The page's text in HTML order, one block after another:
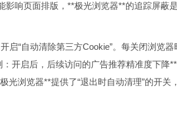
响页面排版，**极光浏览器**的追踪屏蔽
“自动清除第三方Cookie”。每关闭浏览
开启后，后续访问的广告推荐精准度下降
浏览器**提供了“退出时自动清理”的开关